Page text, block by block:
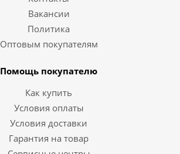
Вакансии
Политика
Оптовым покупателям
Помощь покупателю
Как купить
Условия оплаты
Условия доставки
Гарантия на товар